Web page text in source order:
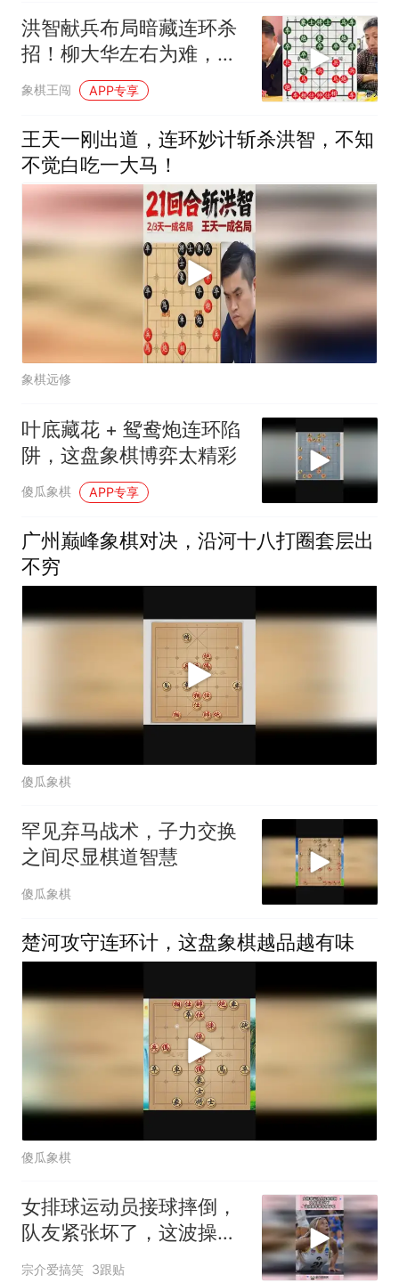
洪智献兵布局暗藏连环杀
招！柳大华左右为难，当
头重炮叫杀抽车！
象棋王闯 APP专享
王天一刚出道，连环妙计斩杀洪智，不知
不觉白吃一大马！
象棋远修
叶底藏花 + 鸳鸯炮连环陷
阱，这盘象棋博弈太精彩
傻瓜象棋 APP专享
广州巅峰象棋对决，沿河十八打圈套层出
不穷
傻瓜象棋
罕见弃马战术，子力交换
之间尽显棋道智慧
傻瓜象棋
楚河攻守连环计，这盘象棋越品越有味
傻瓜象棋
女排球运动员接球摔倒，
队友紧张坏了，这波操作
都看傻了吧！
宗介爱搞笑 3跟贴